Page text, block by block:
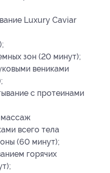
Luxury Caviar
зон (20 минут);
вениками
с протеинами
всего тела
(60 минут);
горячих